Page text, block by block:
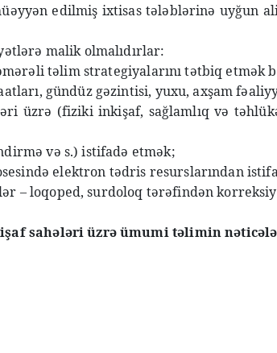
edilmiş ixtisas tələblərinə uyğun
malik olmalıdırlar:
təlim strategiyalarını tətbiq etmək
gündüz gəzintisi, yuxu, axşam
üzrə (fiziki inkişaf, sağlamlıq və
və s.) istifadə etmək;
elektron tədris resurslarından
– loqoped, surdoloq tərəfindən
sahələri üzrə ümumi təlimin